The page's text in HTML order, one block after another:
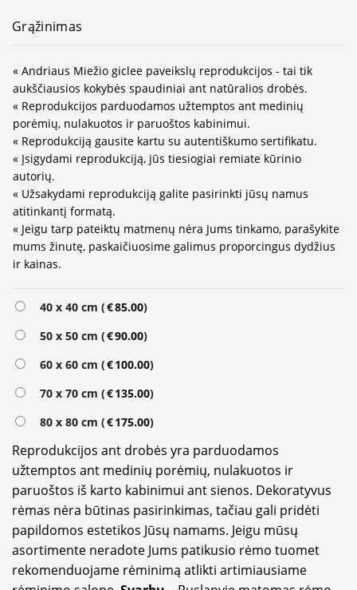
Grąžinimas
« Andriaus Miežio giclee paveikslų reprodukcijos - tai tik
aukščiausios kokybės spaudiniai ant natūralios drobės.
« Reprodukcijos parduodamos užtemptos ant medinių
porėmių, nulakuotos ir paruoštos kabinimui.
« Reprodukciją gausite kartu su autentiškumo sertifikatu.
« Įsigydami reprodukciją, jūs tiesiogiai remiate kūrinio
autorių.
« Užsakydami reprodukciją galite pasirinkti jūsų namus
atitinkantį formatą.
« Jeigu tarp pateiktų matmenų nėra Jums tinkamo, parašykite
mums žinutę, paskaičiuosime galimus proporcingus dydžius
ir kainas.
40 x 40 cm (€85.00)
50 x 50 cm (€90.00)
60 x 60 cm (€100.00)
70 x 70 cm (€135.00)
80 x 80 cm (€175.00)
Reprodukcijos ant drobės yra parduodamos
užtemptos ant medinių porėmių, nulakuotos ir
paruoštos iš karto kabinimui ant sienos. Dekoratyvus
rėmas nėra būtinas pasirinkimas, tačiau gali pridėti
papildomos estetikos Jūsų namams. Jeigu mūsų
asortimente neradote Jums patikusio rėmo tuomet
rekomenduojame rėminimą atlikti artimiausiame
Alternative: